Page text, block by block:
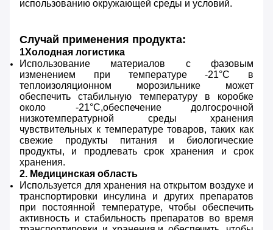
использованию окружающей среды и условий.
Случай применения продукта:
1Холодная логистика
Использование материалов с фазовым
изменением при температуре -21°C в
теплоизоляционном морозильнике может
обеспечить стабильную температуру в коробке
около -21°C,обеспечение долгосрочной
низкотемпературной среды хранения
чувствительных к температуре товаров, таких как
свежие продукты питания и биологические
продукты, и продлевать срок хранения и срок
хранения.
2. Медицинская область
Используется для хранения на открытом воздухе и
транспортировки инсулина и других препаратов
при постоянной температуре, чтобы обеспечить
активность и стабильность препаратов во время